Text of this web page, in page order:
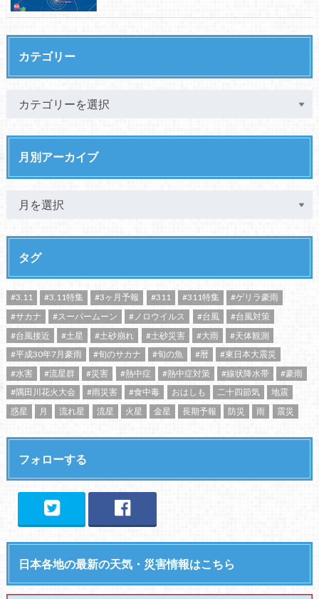
カテゴリー
月別アーカイブ
タグ
#3.11 #3.11特集 #3ヶ月予報 #311 #311特集
#ゲリラ豪雨
#サカナ
#スーパームーン #ノロウイルス #台風
#台風対策
#台風接近
#土星 #土砂崩れ #土砂災害 #大雨
#天体観測
#平成30年7月豪雨
#旬のサカナ #旬の魚 #暦
#東日本大震災
#水害
#流星群 #災害 #熱中症 #熱中症対策 #線状降水帯
#豪雨
#隅田川花火大会
#雨災害 #食中毒 おはしも 二十四節気
地震
惑星
月 流れ星 流星 火星 金星 長期予報 防災 雨 震災
フォローする
日本各地の最新の天気・災害情報はこちら